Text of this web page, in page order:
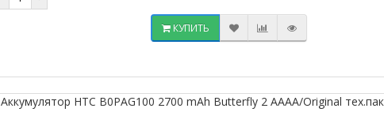
КУПИТЬ
Аккумулятор HTC B0PAG100 2700 mAh Butterfly 2 AAAA/Original